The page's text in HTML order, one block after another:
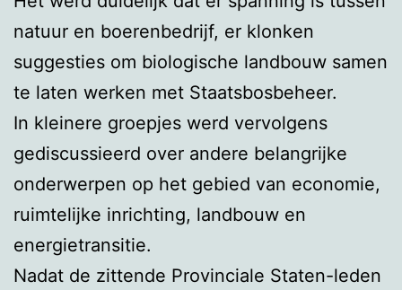
natuur en boerenbedrijf, er klonken
suggesties om biologische landbouw samen
te laten werken met Staatsbosbeheer.
In kleinere groepjes werd vervolgens
gediscussieerd over andere belangrijke
onderwerpen op het gebied van economie,
ruimtelijke inrichting, landbouw en
energietransitie.
Nadat de zittende Provinciale Staten-leden